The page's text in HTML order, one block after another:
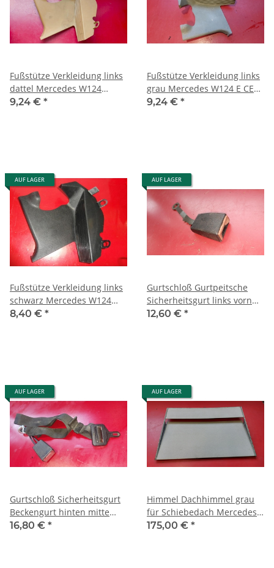
Fußstütze Verkleidung links
dattel Mercedes W124
1246880106
9,24 € *
Fußstütze Verkleidung links
grau Mercedes W124 E CE
TE 1246880106
9,24 € *
AUF LAGER
Fußstütze Verkleidung links
schwarz Mercedes W124
1246880106 9051
8,40 € *
AUF LAGER
Gurtschloß Gurtpeitsche
Sicherheitsgurt links vorn
Mercedes W124 W201
12,60 € *
AUF LAGER
Gurtschloß Sicherheitsgurt
Beckengurt hinten mitte
Mercedes W124 Limo
16,80 € *
AUF LAGER
Himmel Dachhimmel grau
für Schiebedach Mercedes
W201 W124 Coupe
175,00 € *